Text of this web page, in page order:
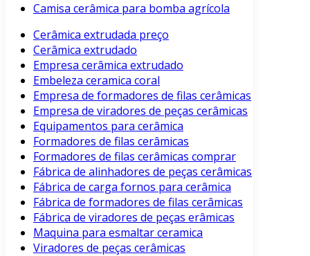
Camisa cerâmica para bomba agrícola
Cerâmica extrudada preço
Cerâmica extrudado
Empresa cerâmica extrudado
Embeleza ceramica coral
Empresa de formadores de filas cerâmicas
Empresa de viradores de peças cerâmicas
Equipamentos para cerâmica
Formadores de filas cerâmicas
Formadores de filas cerâmicas comprar
Fábrica de alinhadores de peças cerâmicas
Fábrica de carga fornos para cerâmica
Fábrica de formadores de filas cerâmicas
Fábrica de viradores de peças erâmicas
Maquina para esmaltar ceramica
Viradores de peças cerâmicas